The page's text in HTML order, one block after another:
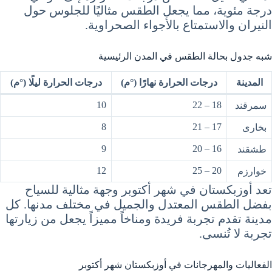
درجة مئوية، مما يجعل الطقس مثاليًا للجلوس حول
النيران والاستمتاع بالأجواء الصحراوية.
شبه جدول بحالة الطقس في المدن الرئيسية
المدينة درجات الحرارة نهارًا (°م) درجات الحرارة ليلًا (°م)
سمرقند 18 – 22
10
بخارى 17 – 21
8
طشقند 16 – 20
9
خوارزم 20 – 25
12
تعد أوزبكستان في شهر أكتوبر وجهة مثالية للسياح
بفضل الطقس المعتدل والجميل في مختلف مدنها. كل
مدينة تقدم تجربة فريدة ومناخاً مميزاً يجعل من زيارتها
تجربة لا تُنسى.
الفعاليات والمهرجانات في أوزبكستان شهر أكتوبر